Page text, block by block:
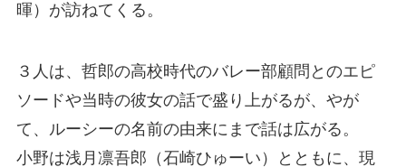
暉）が訪ねてくる。
３人は、哲郎の高校時代のバレー部顧問とのエピ
ソードや当時の彼女の話で盛り上がるが、やが
て、ルーシーの名前の由来にまで話は広がる。
小野は浅月凛吾郎（石崎ひゅーい）とともに、現